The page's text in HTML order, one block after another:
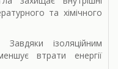
та хімічного
ізоляційним
втрати енергії